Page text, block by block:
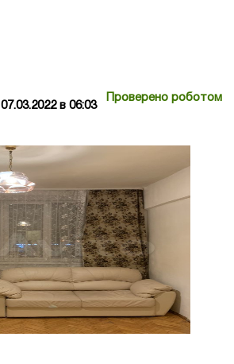
Проверено роботом
07.03.2022 в 06:03